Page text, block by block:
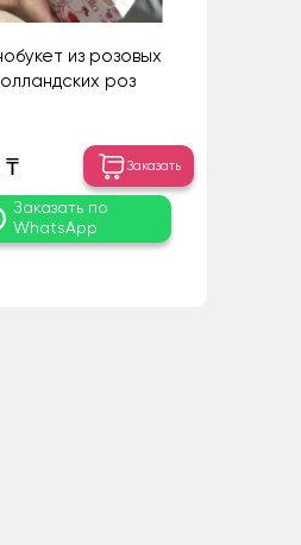
из розовых
роз
₸ Заказать
Заказать по
WhatsApp